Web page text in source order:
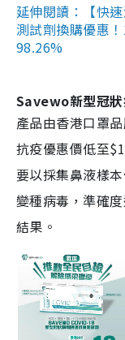
延伸閱讀：【快
測試劑換購優惠
98.26%
Savewo新型冠
產品由香港口罩
抗疫優惠價低至
要以採集鼻液樣
變種病毒，準確
結果。